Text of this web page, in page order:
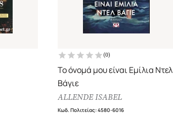
(0)
Το όνομά μου είναι Εμίλια Ντελ
Βάγιε
ALLENDE ISABEL
Κωδ. Πολιτείας:4580-6016